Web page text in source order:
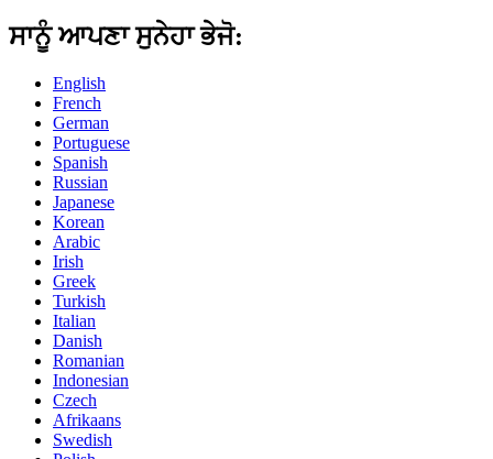
ਸਾਨੂੰ ਆਪਣਾ ਸੁਨੇਹਾ ਭੇਜੋ:
English
French
German
Portuguese
Spanish
Russian
Japanese
Korean
Arabic
Irish
Greek
Turkish
Italian
Danish
Romanian
Indonesian
Czech
Afrikaans
Swedish